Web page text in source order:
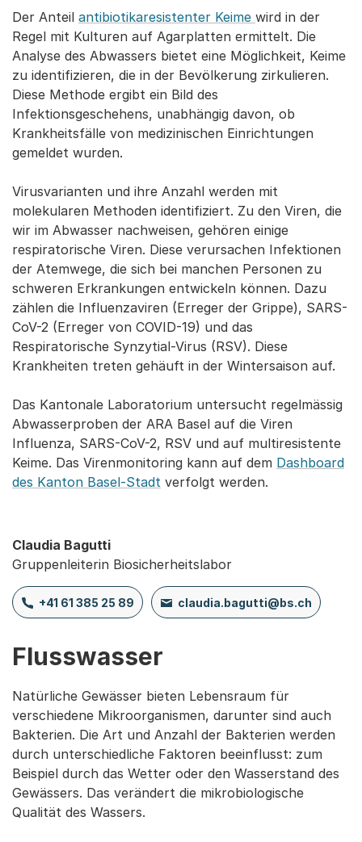
Der Anteil antibiotikaresistenter Keime wird in der
Regel mit Kulturen auf Agarplatten ermittelt. Die
Analyse des Abwassers bietet eine Möglichkeit, Keime
zu identifizieren, die in der Bevölkerung zirkulieren.
Diese Methode ergibt ein Bild des
Infektionsgeschehens, unabhängig davon, ob
Krankheitsfälle von medizinischen Einrichtungen
gemeldet wurden.
Virusvarianten und ihre Anzahl werden mit
molekularen Methoden identifiziert. Zu den Viren, die
wir im Abwasser nachweisen, gehören einige
respiratorische Viren. Diese verursachen Infektionen
der Atemwege, die sich bei manchen Personen zu
schweren Erkrankungen entwickeln können. Dazu
zählen die Influenzaviren (Erreger der Grippe), SARS-
CoV-2 (Erreger von COVID-19) und das
Respiratorische Synzytial-Virus (RSV). Diese
Krankheiten treten gehäuft in der Wintersaison auf.
Das Kantonale Laboratorium untersucht regelmässig
Abwasserproben der ARA Basel auf die Viren
Influenza, SARS-CoV-2, RSV und auf multiresistente
Keime. Das Virenmonitoring kann auf dem Dashboard
des Kanton Basel-Stadt verfolgt werden.
Claudia Bagutti
Gruppenleiterin Biosicherheitslabor
+41 61 385 25 89 claudia.bagutti@bs.ch
Flusswasser
Natürliche Gewässer bieten Lebensraum für
verschiedene Mikroorganismen, darunter sind auch
Bakterien. Die Art und Anzahl der Bakterien werden
durch unterschiedliche Faktoren beeinflusst: zum
Beispiel durch das Wetter oder den Wasserstand des
Gewässers. Das verändert die mikrobiologische
Qualität des Wassers.